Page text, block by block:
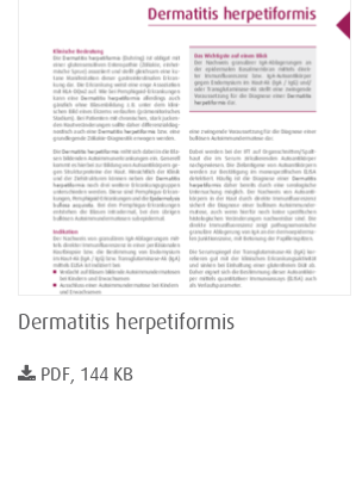
Dermatitis herpetiformis
PDF, 144 KB